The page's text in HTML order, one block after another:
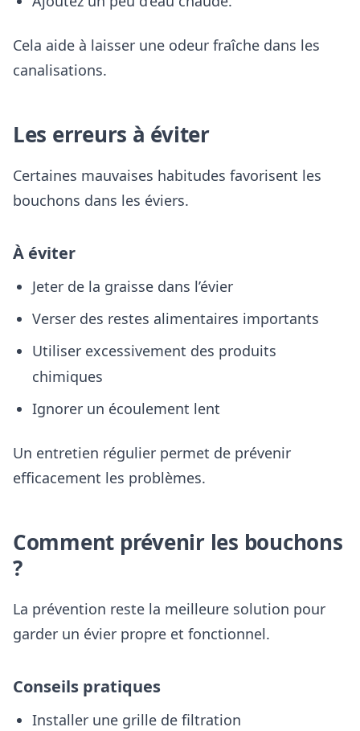
Cela aide à laisser une odeur fraîche dans les
canalisations.
Les erreurs à éviter
Certaines mauvaises habitudes favorisent les
bouchons dans les éviers.
À éviter
Jeter de la graisse dans l’évier
Verser des restes alimentaires importants
Utiliser excessivement des produits
chimiques
Ignorer un écoulement lent
Un entretien régulier permet de prévenir
efficacement les problèmes.
Comment prévenir les bouchons
?
La prévention reste la meilleure solution pour
garder un évier propre et fonctionnel.
Conseils pratiques
Installer une grille de filtration